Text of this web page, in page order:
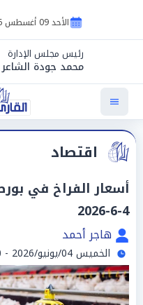
الأحد 09 أغسطس 2026
رئيس مجلس الإدارة
محمد جودة الشاعر
اقتصاد
أسعار الفراخ في
4-6-2026
هاجر أحمد
الخميس 04/يونيو/2026 - 09:00 ص